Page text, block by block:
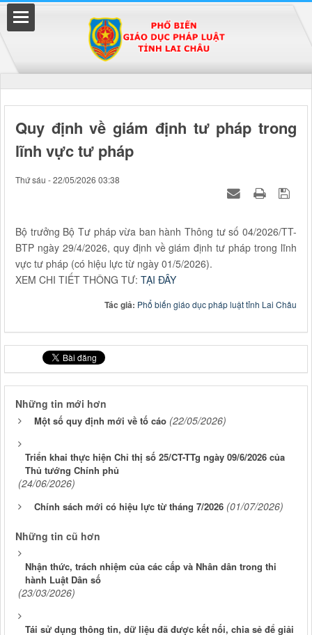
Quy định về giám định tư pháp trong
lĩnh vực tư pháp
Thứ sáu - 22/05/2026 03:38
Bộ trưởng Bộ Tư pháp vừa ban hành Thông tư số 04/2026/TT-
BTP ngày 29/4/2026, quy định về giám định tư pháp trong lĩnh
vực tư pháp (có hiệu lực từ ngày 01/5/2026).
XEM CHI TIẾT THÔNG TƯ: TẠI ĐÂY
Tác giả: Phổ biến giáo dục pháp luật tỉnh Lai Châu
Những tin mới hơn
Một số quy định mới về tố cáo (22/05/2026)
Triển khai thực hiện Chỉ thị số 25/CT-TTg ngày 09/6/2026 của
Thủ tướng Chính phủ
(24/06/2026)
Chính sách mới có hiệu lực từ tháng 7/2026 (01/07/2026)
Những tin cũ hơn
Nhận thức, trách nhiệm của các cấp và Nhân dân trong thi
hành Luật Dân số
(23/03/2026)
Tái sử dụng thông tin, dữ liệu đã được kết nối, chia sẻ để giải
Đã kết nối EMC